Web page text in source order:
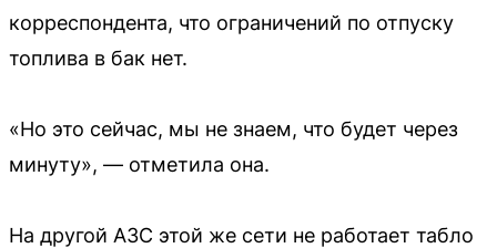
корреспондента, что ограничений по отпуску
топлива в бак нет.
«Но это сейчас, мы не знаем, что будет через
минуту», — отметила она.
На другой АЗС этой же сети не работает табло